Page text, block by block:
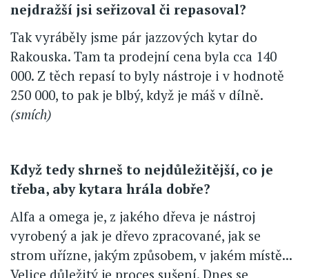
nejdražší jsi seřizoval či repasoval?
Tak vyráběly jsme pár jazzových kytar do
Rakouska. Tam ta prodejní cena byla cca 140
000. Z těch repasí to byly nástroje i v hodnotě
250 000, to pak je blbý, když je máš v dílně.
(smích)
Když tedy shrneš to nejdůležitější, co je
třeba, aby kytara hrála dobře?
Alfa a omega je, z jakého dřeva je nástroj
vyrobený a jak je dřevo zpracované, jak se
strom uřízne, jakým způsobem, v jakém místě...
Velice důležitý je proces sušení. Dnes se